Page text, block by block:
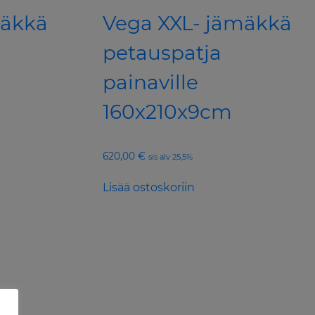
Vega XXL- jämäkkä
petauspatja
painaville
160x210x9cm
620,00€ sis alv 25,5%
Lisää ostoskoriin